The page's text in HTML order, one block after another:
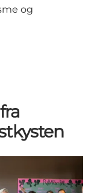
og